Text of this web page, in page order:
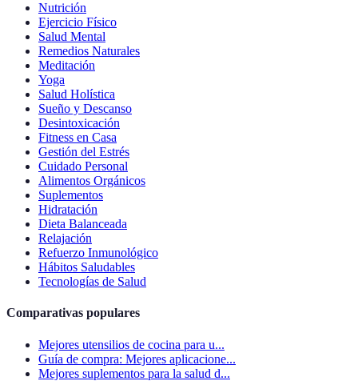
Nutrición
Ejercicio Físico
Salud Mental
Remedios Naturales
Meditación
Yoga
Salud Holística
Sueño y Descanso
Desintoxicación
Fitness en Casa
Gestión del Estrés
Cuidado Personal
Alimentos Orgánicos
Suplementos
Hidratación
Dieta Balanceada
Relajación
Refuerzo Inmunológico
Hábitos Saludables
Tecnologías de Salud
Comparativas populares
Mejores utensilios de cocina para u...
Guía de compra: Mejores aplicacione...
Mejores suplementos para la salud d...